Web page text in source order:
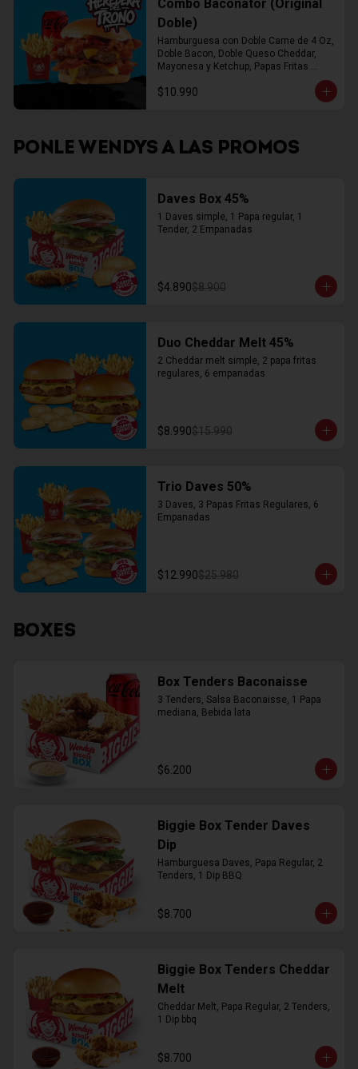
Combo Baconator (Original
Doble)
Hamburguesa con Doble Carne de 4 Oz,
Doble Bacon, Doble Queso Cheddar,
Mayonesa y Ketchup, Papas Fritas
$10.990
PONLE WENDYS A LAS PROMOS
Daves Box 45%
1 Daves simple, 1 Papa regular, 1
Tender, 2 Empanadas
$4.890$8.900
Duo Cheddar Melt 45%
2 Cheddar melt simple, 2 papa fritas
regulares, 6 empanadas
$8.990$15.990
Trio Daves 50%
3 Daves, 3 Papas Fritas Regulares, 6
Empanadas
$12.990$25.980
BOXES
Box Tenders Baconaisse
3 Tenders, Salsa Baconaisse, 1 Papa
mediana, Bebida lata
$6.200
Biggie Box Tender Daves
Dip
Hamburguesa Daves, Papa Regular, 2
Tenders, 1 Dip BBQ
$8.700
Biggie Box Tenders Cheddar
Melt
Cheddar Melt, Papa Regular, 2 Tenders,
1 Dip bbq
$8.700